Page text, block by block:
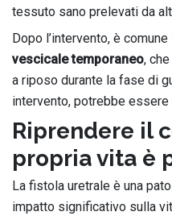
tessuto sano prelevati da
Dopo l’intervento, è
vescicale temporaneo,
a riposo durante la fase di
intervento, potrebbe
Riprendere il
propria vita è
La fistola uretrale è una
impatto significativo sulla